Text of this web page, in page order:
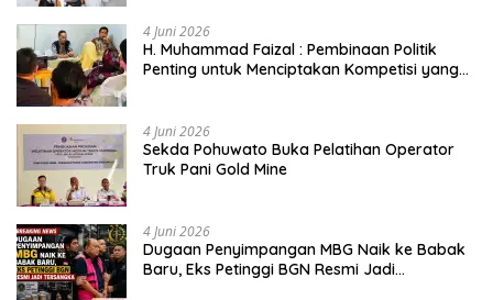
4 Juni 2026
H. Muhammad Faizal : Pembinaan Politik
Penting untuk Menciptakan Kompetisi yang
4 Juni 2026
Sekda Pohuwato Buka Pelatihan Operator
Truk Pani Gold Mine
4 Juni 2026
Dugaan Penyimpangan MBG Naik ke Babak
Baru, Eks Petinggi BGN Resmi Jadi